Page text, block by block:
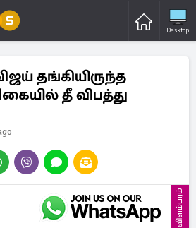
Desktop
தங்கியிருந்த
தீ விபத்து
விளம்பரம்